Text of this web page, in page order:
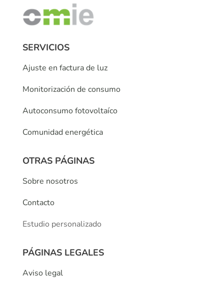
SERVICIOS
Ajuste en factura de luz
Monitorización de consumo
Autoconsumo fotovoltaíco
Comunidad energética
OTRAS PÁGINAS
Sobre nosotros
Contacto
Estudio personalizado
PÁGINAS LEGALES
Aviso legal